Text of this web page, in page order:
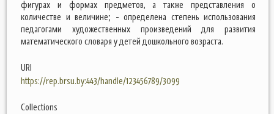
фигурах и формах предметов, а также представления о
количестве и величине; - определена степень использования
педагогами художественных произведений для развития
математического словаря у детей дошкольного возраста.
URI
https://rep.brsu.by:443/handle/123456789/3099
Collections